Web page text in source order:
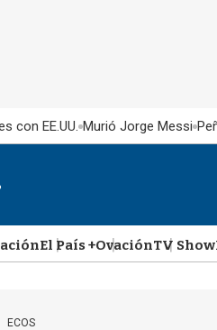
con EE.UU. Murió Jorge Messi
El País +OvaciónTV Show
ECOS